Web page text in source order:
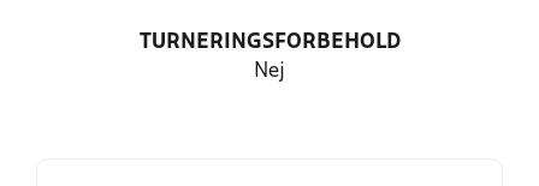
TURNERINGSFORBEHOLD
Nej